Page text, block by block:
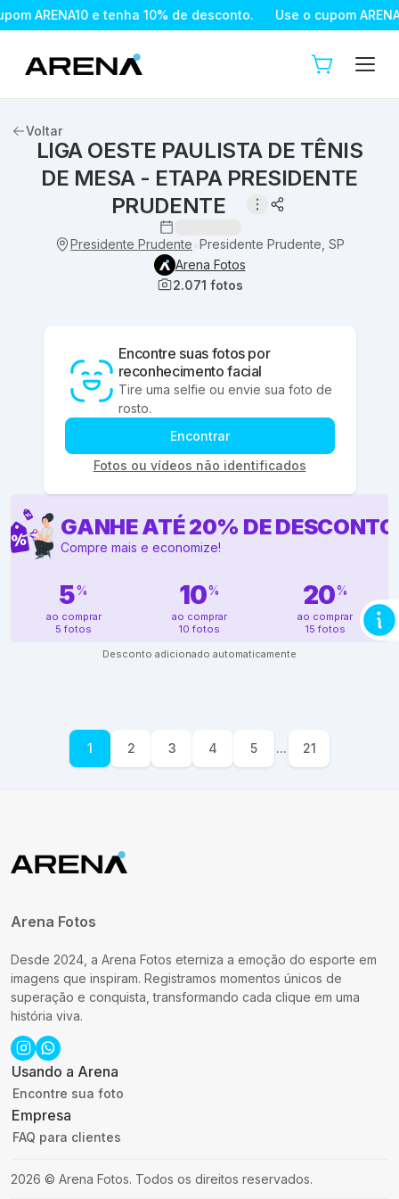
ARENA10 e tenha 10% de desconto. Use o cupom
Voltar
LIGA OESTE PAULISTA DE TÊNIS
DE MESA - ETAPA PRESIDENTE
PRUDENTE
Presidente Prudente Presidente Prudente, SP
Arena Fotos
2.071 fotos
Encontre suas fotos por
reconhecimento facial
Tire uma selfie ou envie sua foto de
rosto.
Encontrar
Fotos ou vídeos não identificados
GANHE ATÉ20% DE DESCONTO
Compre mais e economize!
5%
ao comprar
5 fotos
10%
ao comprar
10 fotos
20%
ao comprar
15 fotos
Desconto adicionado automaticamente
1 2 3 4 5 ... 21
Arena Fotos
Desde 2024, a Arena Fotos eterniza a emoção do esporte em
imagens que inspiram. Registramos momentos únicos de
superação e conquista, transformando cada clique em uma
história viva.
Usando a Arena
Encontre sua foto
Empresa
FAQ para clientes
2026 © Arena Fotos. Todos os direitos reservados.